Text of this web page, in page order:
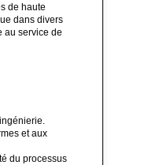
de haute
dans divers
au service de
et aux
du processus